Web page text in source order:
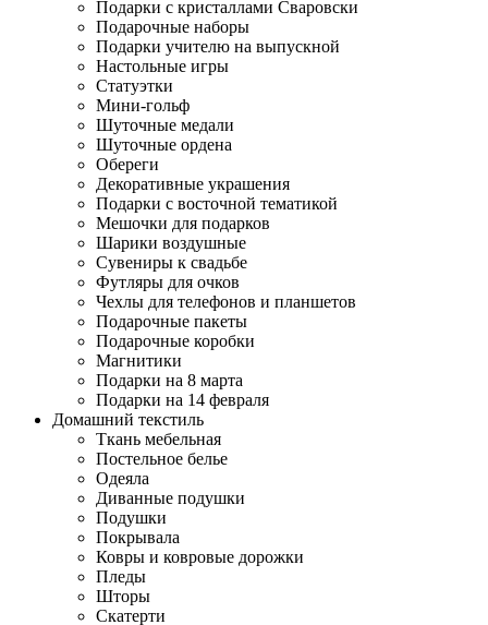
Подарки с кристаллами Сваровски
Подарочные наборы
Подарки учителю на выпускной
Настольные игры
Статуэтки
Мини-гольф
Шуточные медали
Шуточные ордена
Обереги
Декоративные украшения
Подарки с восточной тематикой
Мешочки для подарков
Шарики воздушные
Сувениры к свадьбе
Футляры для очков
Чехлы для телефонов и планшетов
Подарочные пакеты
Подарочные коробки
Магнитики
Подарки на 8 марта
Подарки на 14 февраля
Домашний текстиль
Ткань мебельная
Постельное белье
Одеяла
Диванные подушки
Подушки
Покрывала
Ковры и ковровые дорожки
Пледы
Шторы
Скатерти